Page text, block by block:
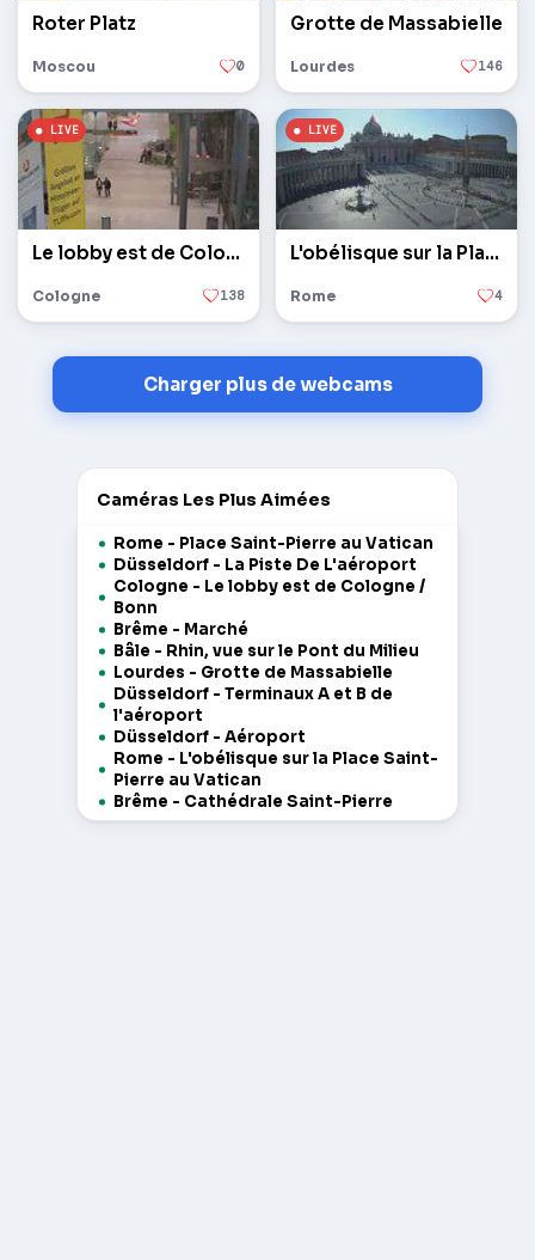
Roter Platz
Moscou 0
Grotte de Massabielle
Lourdes 146
Le lobby est de Cologne / Bonn
Cologne 138
L'obélisque sur la Place Saint-Pierre au Vatican
Rome 4
Charger plus de webcams
Caméras Les Plus Aimées
Rome - Place Saint-Pierre au Vatican
Düsseldorf - La Piste De L'aéroport
Cologne - Le lobby est de Cologne /
Bonn
Brême - Marché
Bâle - Rhin, vue sur le Pont du Milieu
Lourdes - Grotte de Massabielle
Düsseldorf - Terminaux A et B de
l'aéroport
Düsseldorf - Aéroport
Rome - L'obélisque sur la Place Saint-
Pierre au Vatican
Brême - Cathédrale Saint-Pierre